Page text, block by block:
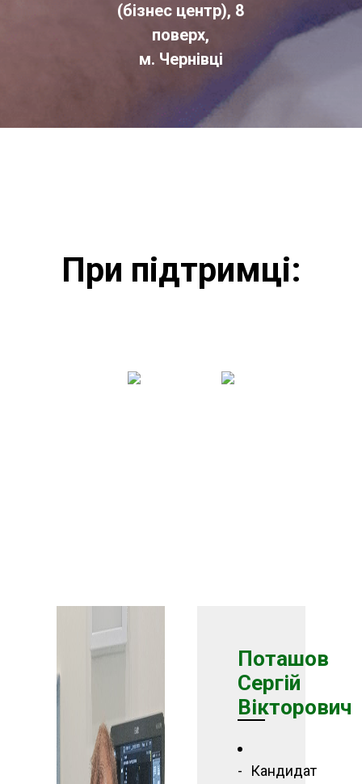
(бізнес центр), 8
поверх,
м. Чернівці
При підтримці:
Поташов
Сергій
Вікторович
Кандидат